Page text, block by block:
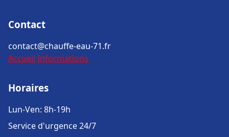
Contact
contact@chauffe-eau-71.fr
Accueil Informations
Horaires
Lun-Ven: 8h-19h
Service d'urgence 24/7